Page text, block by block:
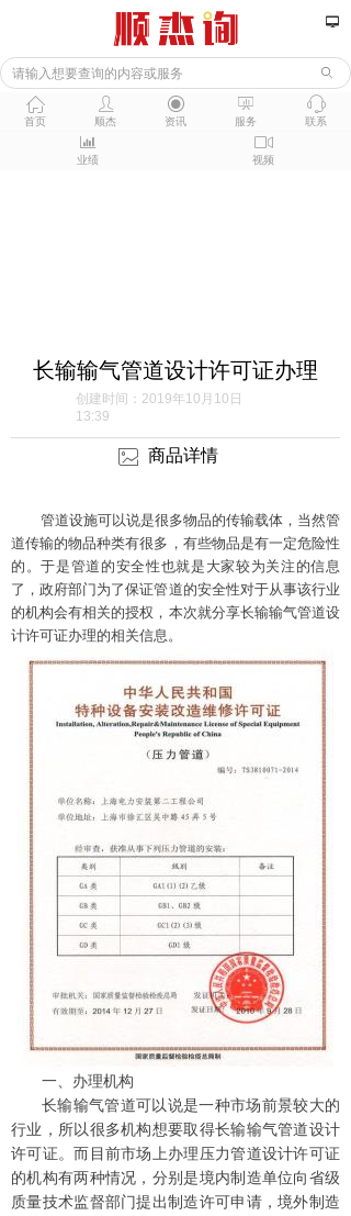
ꄙ
넡
ꀇ
首页
ꄑ
顺杰
ꀉ
资讯
ꀣ
服务
ꁱ
联系
ꀄ
业绩
ꀕ
视频
长输输气管道设计许可证办理
创建时间： 2019年10月10日
13:39
商品详情
管道设施可以说是很多物品的传输载体，当然管
道传输的物品种类有很多，有些物品是有一定危险性
的。于是管道的安全性也就是大家较为关注的信息
了，政府部门为了保证管道的安全性对于从事该行业
的机构会有相关的授权，本次就分享长输输气管道设
计许可证办理的相关信息。
一、办理机构
长输输气管道可以说是一种市场前景较大的
行业，所以很多机构想要取得长输输气管道设计
许可证。而 目前市场上办理压力管道设计许可证
的机构有两种情况，分别是境内制造单位向省级
质量技术监督部门提出制造许可申请，境外制造
ꂈ